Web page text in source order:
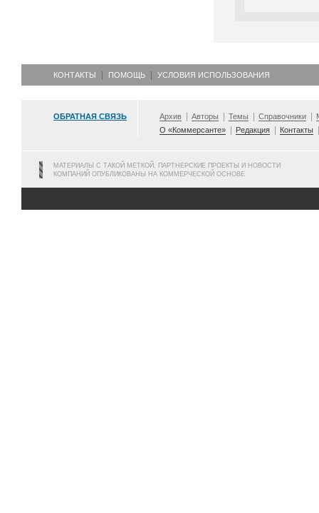
КОНТАКТЫ ПОМОЩЬ УСЛОВИЯ ИСПОЛЬЗОВАНИЯ
ОБРАТНАЯ СВЯЗЬ Архив Авторы Темы Справочники
О «Коммерсанте»
Редакция Контакты
МАТЕРИАЛЫ С ТАКОЙ МЕТКОЙ, ПАРТНЕРСКИЕ ПРОЕКТЫ И НОВОСТИ
КОМПАНИЙ ОПУБЛИКОВАНЫ НА КОММЕРЧЕСКОЙ ОСНОВЕ